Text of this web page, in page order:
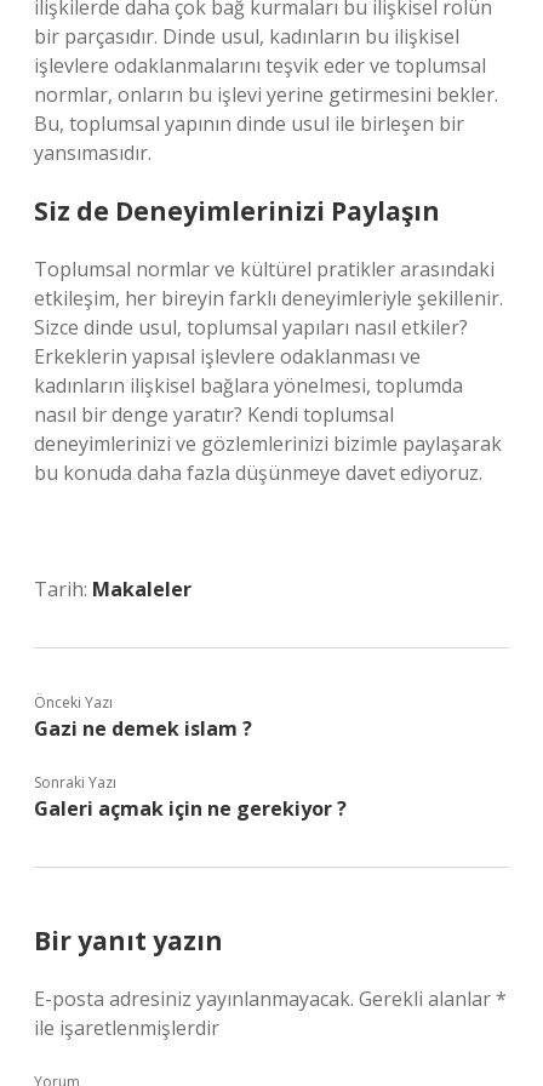
ilişkilerde daha çok bağ kurmaları bu ilişkisel rolün
bir parçasıdır. Dinde usul, kadınların bu ilişkisel
işlevlere odaklanmalarını teşvik eder ve toplumsal
normlar, onların bu işlevi yerine getirmesini bekler.
Bu, toplumsal yapının dinde usul ile birleşen bir
yansımasıdır.
Siz de Deneyimlerinizi Paylaşın
Toplumsal normlar ve kültürel pratikler arasındaki
etkileşim, her bireyin farklı deneyimleriyle şekillenir.
Sizce dinde usul, toplumsal yapıları nasıl etkiler?
Erkeklerin yapısal işlevlere odaklanması ve
kadınların ilişkisel bağlara yönelmesi, toplumda
nasıl bir denge yaratır? Kendi toplumsal
deneyimlerinizi ve gözlemlerinizi bizimle paylaşarak
bu konuda daha fazla düşünmeye davet ediyoruz.
Tarih: Makaleler
Önceki Yazı
Gazi ne demek islam ?
Sonraki Yazı
Galeri açmak için ne gerekiyor ?
Bir yanıt yazın
E-posta adresiniz yayınlanmayacak. Gerekli alanlar*
ile işaretlenmişlerdir
Yorum